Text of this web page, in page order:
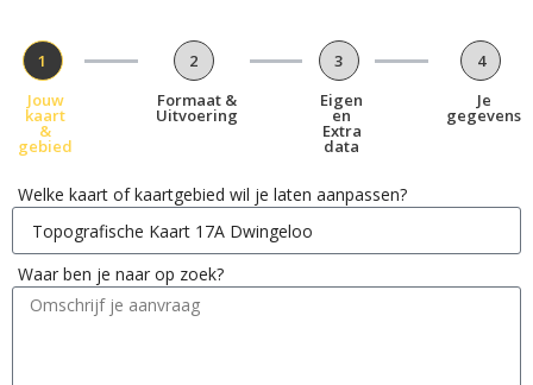
1
Jouw
kaart
&
gebied
2
Formaat &
Uitvoering
3
Eigen
en
Extra
data
4
Je
gegevens
Welke kaart of kaartgebied wil je laten aanpassen?
Waar ben je naar op zoek?